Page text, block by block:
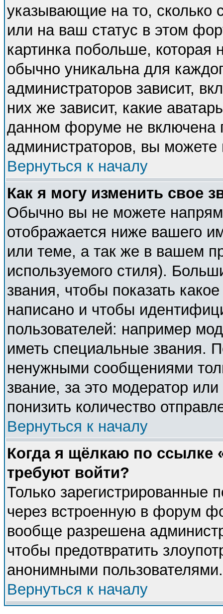
указывающие на то,
или на ваш статус в этом
картинка побольше, которая
обычно уникальна для
администраторов зависит,
них же зависит, какие
данном форуме не включена
администраторов, вы
Вернуться к началу
Как я могу изменить свое
Обычно вы не можете
отображается ниже вашего
или теме, а так же в вашем
используемого стиля).
звания, чтобы показать
написано и чтобы
пользователей: например
иметь специальные звания.
ненужными сообщениями
звание, за это модератор
понизить количество
Вернуться к началу
Когда я щёлкаю по ссылке
требуют войти?
Только зарегистрированные
через встроенную в форум
вообще разрешена
чтобы предотвратить
анонимными пользователями.
Вернуться к началу